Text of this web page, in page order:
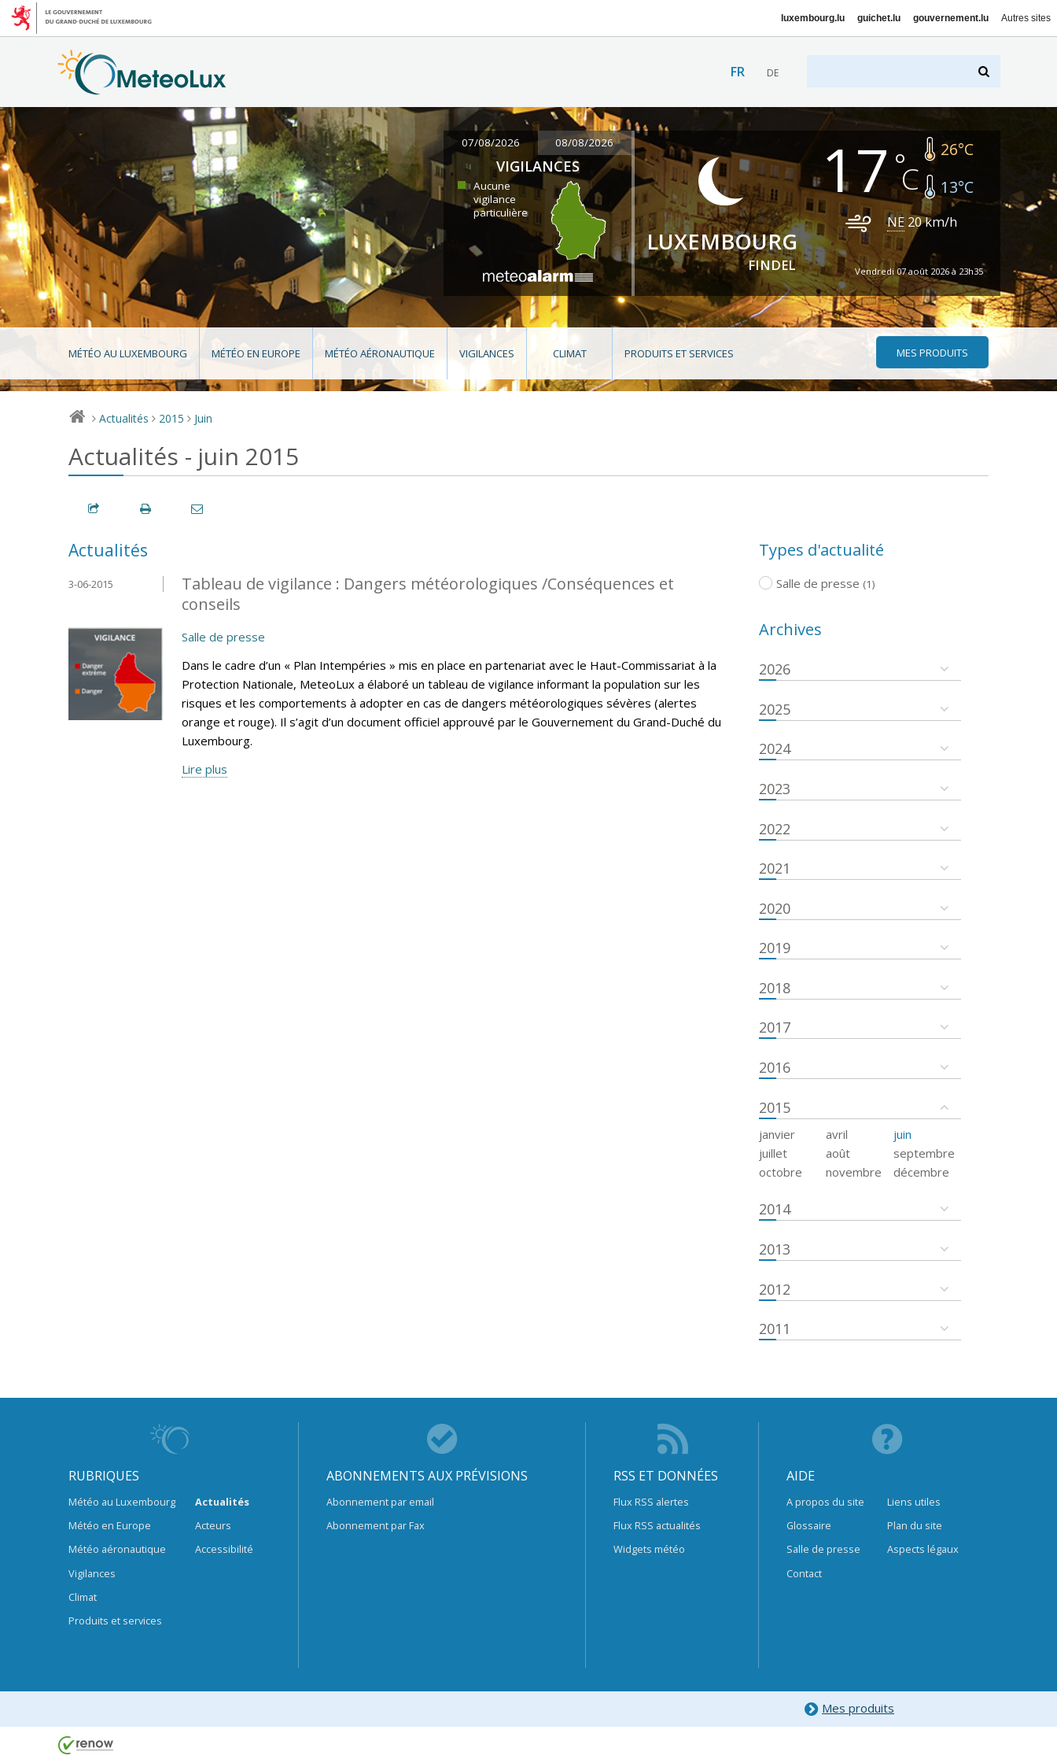
luxembourg.lu guichet.lu gouvernement.lu Autres sites
FR DE
07/08/2026 08/08/2026
VIGILANCES
Aucune
vigilance
particulière
LUXEMBOURG
FINDEL
17 26°C
13°C
NE 20km/h
Vendredi 07 août 2026 à 23h35
MÉTÉO AU LUXEMBOURG MÉTÉO EN EUROPE MÉTÉO AÉRONAUTIQUE VIGILANCES CLIMAT PRODUITS ET SERVICES MES PRODUITS
> Actualités > 2015 > Juin
Actualités - juin 2015
Actualités
Tableau de vigilance : Dangers météorologiques /Conséquences et
conseils
3-06-2015
Salle de presse
Dans le cadre d’un « Plan Intempéries » mis en place en partenariat avec le Haut-Commissariat à la
Protection Nationale, MeteoLux a élaboré un tableau de vigilance informant la population sur les
risques et les comportements à adopter en cas de dangers météorologiques sévères (alertes
orange et rouge). Il s’agit d’un document officiel approuvé par le Gouvernement du Grand-Duché du
Luxembourg.
Lire plus
Types d'actualité
Salle de presse (1)
Archives
2026
2025
2024
2023
2022
2021
2020
2019
2018
2017
2016
2015
janvier avril
juin
juillet
août
septembre
octobre
novembre décembre
2014
2013
2012
2011
RUBRIQUES
Météo au Luxembourg
Météo en Europe
Météo aéronautique
Vigilances
Climat
Produits et services
Actualités
Acteurs
Accessibilité
ABONNEMENTS AUX PRÉVISIONS
Abonnement par email
Abonnement par Fax
RSS ET DONNÉES
Flux RSS alertes
Flux RSS actualités
Widgets météo
AIDE
A propos du site
Glossaire
Salle de presse
Contact
Liens utiles
Plan du site
Aspects légaux
Mes produits